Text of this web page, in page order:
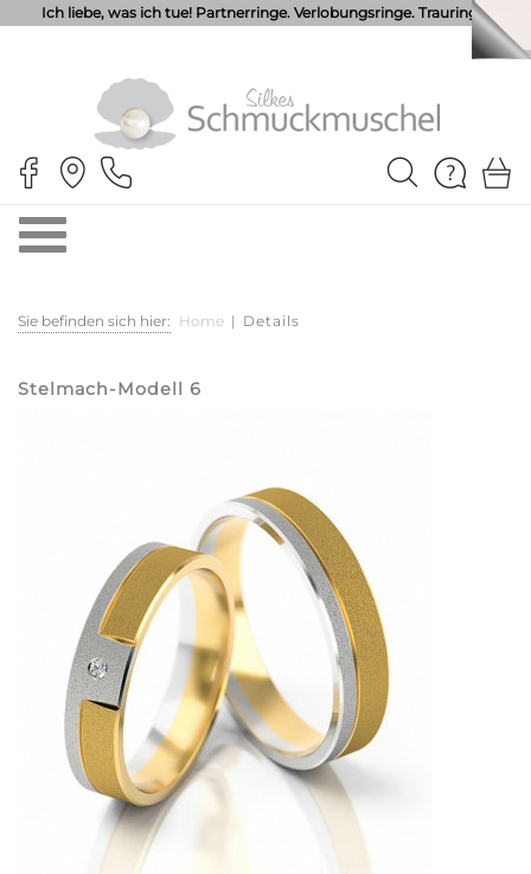
Ich liebe, was ich tue! Partnerringe. Verlobungsringe. Trauringe.
Sie befinden sich hier: Home | Details
Stelmach-Modell 6